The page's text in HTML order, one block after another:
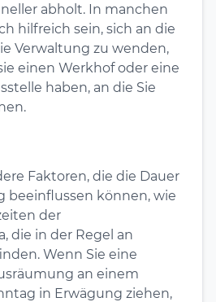
abholt. In manchen
hilfreich sein, sich an die
Verwaltung zu wenden,
einen Werkhof oder eine
haben, an die Sie
Faktoren, die die Dauer
beeinflussen können, wie
der
die in der Regel an
Wenn Sie eine
an einem
in Erwägung ziehen,